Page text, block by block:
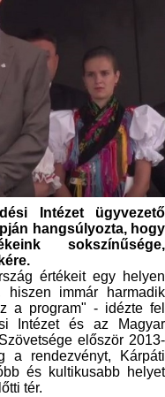
Intézet ügyvezető
hangsúlyozta, hogy
sokszínűsége,
értékeit egy helyen
hiszen immár harmadik
a program" - idézte fel
Intézet és az Magyar
először 2013-
a rendezvényt, Kárpáti
és kultikusabb helyet
tér.